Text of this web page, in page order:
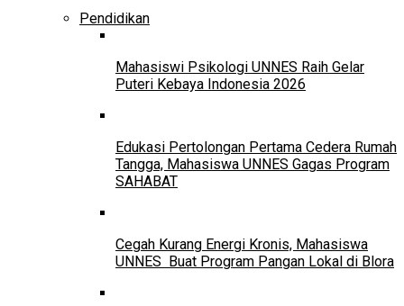
Pendidikan
Mahasiswi Psikologi UNNES Raih Gelar
Puteri Kebaya Indonesia 2026
Edukasi Pertolongan Pertama Cedera Rumah
Tangga, Mahasiswa UNNES Gagas Program
SAHABAT
Cegah Kurang Energi Kronis, Mahasiswa
UNNES Buat Program Pangan Lokal di Blora